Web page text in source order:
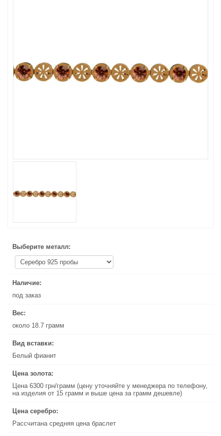
Выберите металл:
Наличие:
под заказ
Вес:
около 18.7 грамм
Вид вставки:
Белый фианит
Цена золота:
Цена 6300 грн/грамм (цену уточняйте у менеджера по телефону,
на изделия от 15 грамм и выше цена за грамм дешевле)
Цена серебро:
Рассчитана средняя цена браслет
Цена 6300 грн/грамм (цену уточняйте у менеджера по телефону,
на изделия от 15 грамм и выше цена за грамм дешевле)
Рассчитана средняя цена браслет